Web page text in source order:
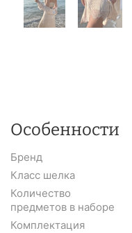
Особенности
Бренд
Класс шелка
Количество
предметов в наборе
Комплектация